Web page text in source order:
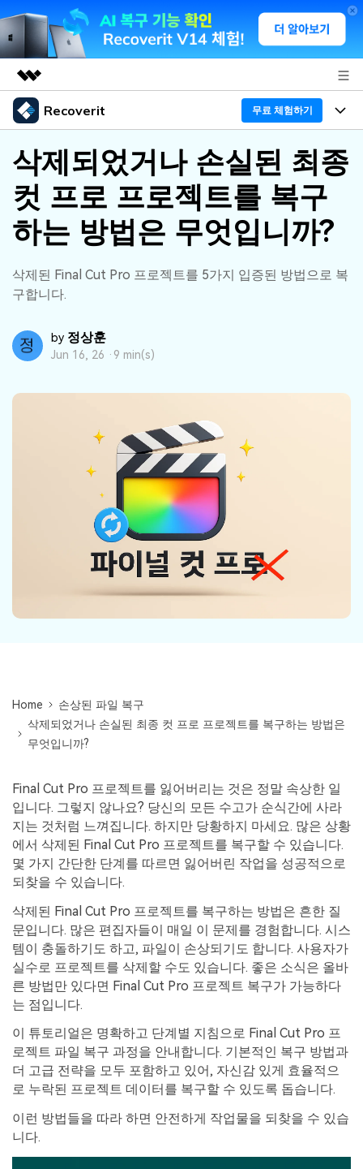
주요 제품
유틸리티
비즈니스
개요
솔루션
회사 소개
뉴스룸
플랜 및 가격
Recoverit 무료 체험하기
프로그램
Recoverit - Windows 버전
선도적인 데이터 복구 전문가
무료 체험
Recoverit - Mac 버전
리커버릿 무료 버전
분실/삭제된 데이터 무료 복구
무료 체험
기타 프로그램
기능
미디어 복구하기
문서 복구하기
복구 Tips
외장 저장장치 복구
손상된 파일 복구
더 많은 솔루션 찾기
리커버릿 개요
삭제된 미디어 복구
삭제된 파일 복구
데이터 손실 시나리오
모든 기능 확인하기
search
삭제되었거나 손실된 최종
컷 프로 프로젝트를 복구
하는 방법은 무엇입니까?
삭제된 Final Cut Pro 프로젝트를 5가지 입증된 방법으로 복
구합니다.
by 정상훈
Jun 16, 26 · 9 min(s)
Home
손상된 파일 복구
삭제되었거나 손실된 최종 컷 프로 프로젝트를 복구하는 방법은
무엇입니까?
Final Cut Pro 프로젝트를 잃어버리는 것은 정말 속상한 일
입니다. 그렇지 않나요? 당신의 모든 수고가 순식간에 사라
지는 것처럼 느껴집니다. 하지만 당황하지 마세요. 많은 상황
에서 삭제된 Final Cut Pro 프로젝트를 복구할 수 있습니다.
몇 가지 간단한 단계를 따르면 잃어버린 작업을 성공적으로
되찾을 수 있습니다.
삭제된 Final Cut Pro 프로젝트를 복구하는 방법은 흔한 질
문입니다. 많은 편집자들이 매일 이 문제를 경험합니다. 시스
템이 충돌하기도 하고, 파일이 손상되기도 합니다. 사용자가
실수로 프로젝트를 삭제할 수도 있습니다. 좋은 소식은 올바
른 방법만 있다면 Final Cut Pro 프로젝트 복구가 가능하다
는 점입니다.
이 튜토리얼은 명확하고 단계별 지침으로 Final Cut Pro 프
로젝트 파일 복구 과정을 안내합니다. 기본적인 복구 방법과
더 고급 전략을 모두 포함하고 있어, 자신감 있게 효율적으
로 누락된 프로젝트 데이터를 복구할 수 있도록 돕습니다.
이런 방법들을 따라 하면 안전하게 작업물을 되찾을 수 있습
니다.